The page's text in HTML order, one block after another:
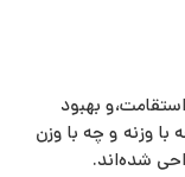
بهبود
وزنه و چه با وزن
شده‌اند.